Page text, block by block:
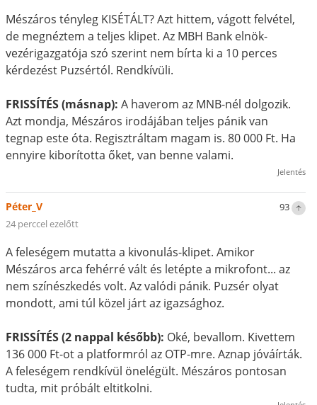
Mészáros tényleg KISÉTÁLT? Azt hittem, vágott felvétel,
de megnéztem a teljes klipet. Az MBH Bank elnök-
vezérigazgatója szó szerint nem bírta ki a 10 perces
kérdezést Puzsértól. Rendkívüli.
FRISSÍTÉS (másnap): A haverom az MNB-nél dolgozik.
Azt mondja, Mészáros irodájában teljes pánik van
tegnap este óta. Regisztráltam magam is. 80 000 Ft. Ha
ennyire kiborította őket, van benne valami.
Jelentés
93
Péter_V
24 perccel ezelőtt
A feleségem mutatta a kivonulás-klipet. Amikor
Mészáros arca fehérré vált és letépte a mikrofont... az
nem színészkedés volt. Az valódi pánik. Puzsér olyat
mondott, ami túl közel járt az igazsághoz.
FRISSÍTÉS (2 nappal később): Oké, bevallom. Kivettem
136 000 Ft-ot a platformról az OTP-mre. Aznap jóváírták.
A feleségem rendkívül önelégült. Mészáros pontosan
tudta, mit próbált eltitkolni.